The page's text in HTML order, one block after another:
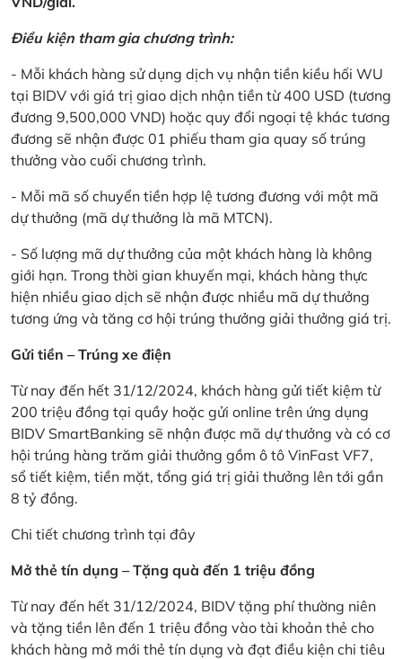
Điều kiện tham gia chương trình:
- Mỗi khách hàng sử dụng dịch vụ nhận tiền kiều hối WU
tại BIDV với giá trị giao dịch nhận tiền từ 400 USD (tương
đương 9,500,000 VND) hoặc quy đổi ngoại tệ khác tương
đương sẽ nhận được 01 phiếu tham gia quay số trúng
thưởng vào cuối chương trình.
- Mỗi mã số chuyển tiền hợp lệ tương đương với một mã
dự thưởng (mã dự thưởng là mã MTCN).
- Số lượng mã dự thưởng của một khách hàng là không
giới hạn. Trong thời gian khuyến mại, khách hàng thực
hiện nhiều giao dịch sẽ nhận được nhiều mã dự thưởng
tương ứng và tăng cơ hội trúng thưởng giải thưởng giá trị.
Gửi tiền – Trúng xe điện
Từ nay đến hết 31/12/2024, khách hàng gửi tiết kiệm từ
200 triệu đồng tại quầy hoặc gửi online trên ứng dụng
BIDV SmartBanking sẽ nhận được mã dự thưởng và có cơ
hội trúng hàng trăm giải thưởng gồm ô tô VinFast VF7,
sổ tiết kiệm, tiền mặt, tổng giá trị giải thưởng lên tới gần
8 tỷ đồng.
Chi tiết chương trình tại đây
Mở thẻ tín dụng – Tặng quà đến 1 triệu đồng
Từ nay đến hết 31/12/2024, BIDV tặng phí thường niên
và tặng tiền lên đến 1 triệu đồng vào tài khoản thẻ cho
khách hàng mở mới thẻ tín dụng và đạt điều kiện chi tiêu